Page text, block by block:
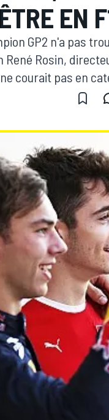
EN
GP2 n'a pas
Rosin,
courait pas en